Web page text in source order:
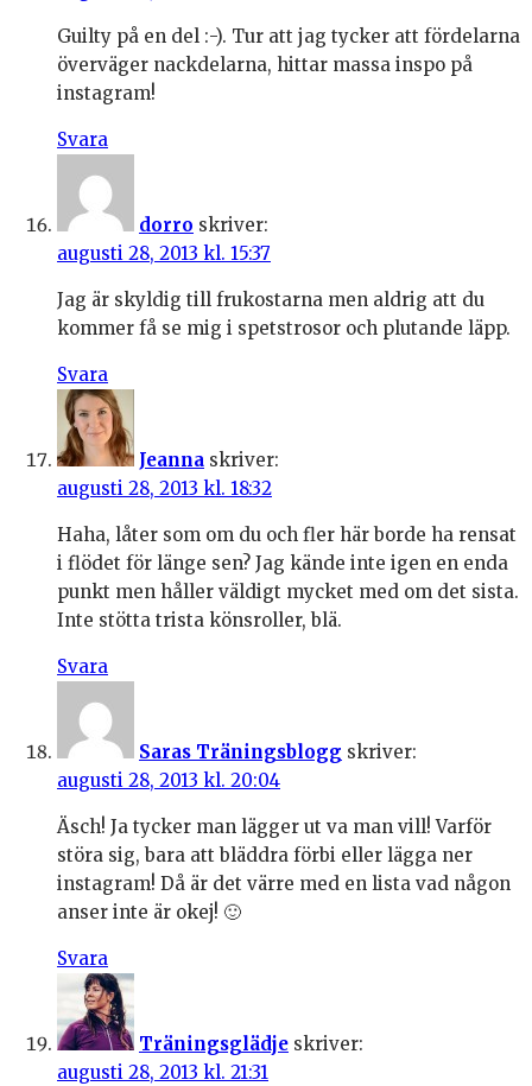
Guilty på en del :-). Tur att jag tycker att fördelarna
överväger nackdelarna, hittar massa inspo på
instagram!
Svara
dorro skriver:
augusti 28, 2013 kl. 15:37
Jag är skyldig till frukostarna men aldrig att du
kommer få se mig i spetstrosor och plutande läpp.
Svara
Jeanna skriver:
augusti 28, 2013 kl. 18:32
Haha, låter som om du och fler här borde ha rensat
i flödet för länge sen? Jag kände inte igen en enda
punkt men håller väldigt mycket med om det sista.
Inte stötta trista könsroller, blä.
Svara
Saras Träningsblogg skriver:
augusti 28, 2013 kl. 20:04
Äsch! Ja tycker man lägger ut va man vill! Varför
störa sig, bara att bläddra förbi eller lägga ner
instagram! Då är det värre med en lista vad någon
anser inte är okej! 🙂
Svara
Träningsglädje skriver:
augusti 28, 2013 kl. 21:31